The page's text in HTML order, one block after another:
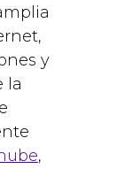
y
la
,